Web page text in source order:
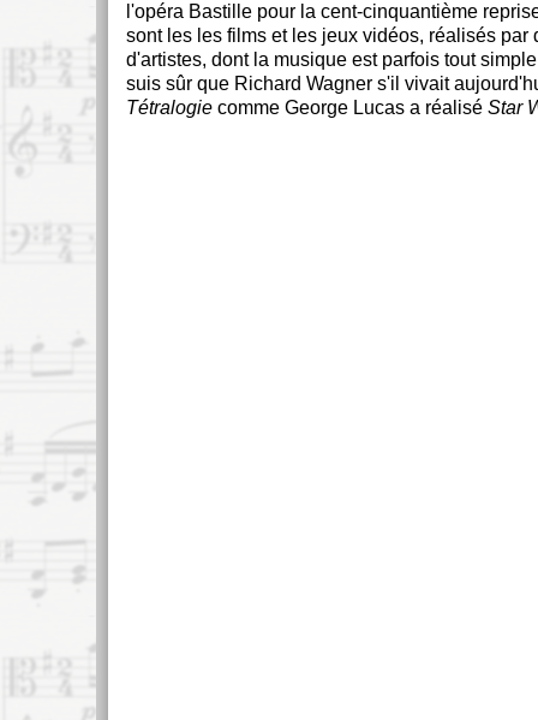
l'opéra Bastille pour la cent-cinquantième
sont les les films et les jeux vidéos, réalisés par
d'artistes, dont la musique est parfois tout
suis sûr que Richard Wagner s'il vivait
Tétralogie comme George Lucas a réalisé Star